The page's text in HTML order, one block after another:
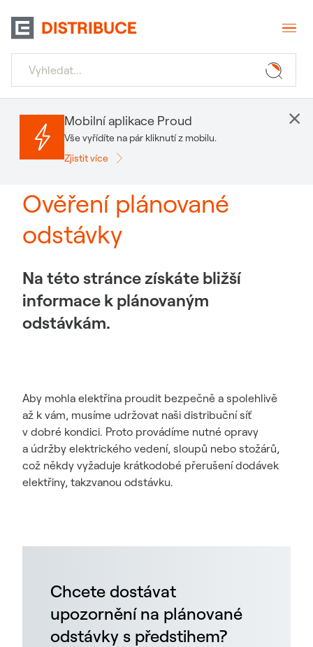
Ověření plánované
odstávky
Na této stránce získáte bližší
informace k plánovaným
odstávkám.
Aby mohla elektřina proudit bezpečně a spolehlivě
až k vám, musíme udržovat naši distribuční síť
v dobré kondici. Proto provádíme nutné opravy
a údržby elektrického vedení, sloupů nebo stožárů,
což někdy vyžaduje krátkodobé přerušení dodávek
elektřiny, takzvanou odstávku.
Mobilní aplikace Proud
Vše vyřídíte na pár kliknutí z mobilu.
Zjistit více
×
Chcete dostávat
upozornění na plánované
odstávky s předstihem?